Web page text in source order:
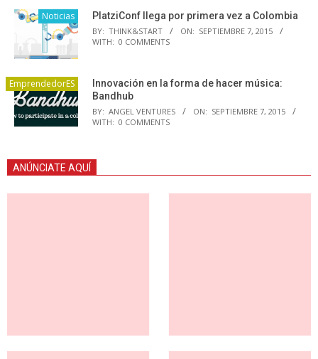
Noticias PlatziConf llega por primera vez a Colombia
BY: THINK&START ON: SEPTIEMBRE 7, 2015
WITH: 0 COMMENTS
EmprendedorES
Innovación en la forma de hacer música:
Bandhub
BY: ANGEL VENTURES ON: SEPTIEMBRE 7, 2015
WITH: 0 COMMENTS
ANÚNCIATE AQUÍ